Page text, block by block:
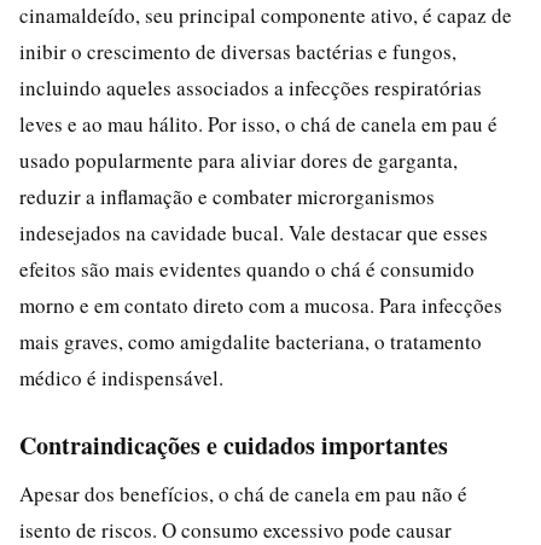
cinamaldeído, seu principal componente ativo, é capaz de
inibir o crescimento de diversas bactérias e fungos,
incluindo aqueles associados a infecções respiratórias
leves e ao mau hálito. Por isso, o chá de canela em pau é
usado popularmente para aliviar dores de garganta,
reduzir a inflamação e combater microrganismos
indesejados na cavidade bucal. Vale destacar que esses
efeitos são mais evidentes quando o chá é consumido
morno e em contato direto com a mucosa. Para infecções
mais graves, como amigdalite bacteriana, o tratamento
médico é indispensável.
Contraindicações e cuidados importantes
Apesar dos benefícios, o chá de canela em pau não é
isento de riscos. O consumo excessivo pode causar